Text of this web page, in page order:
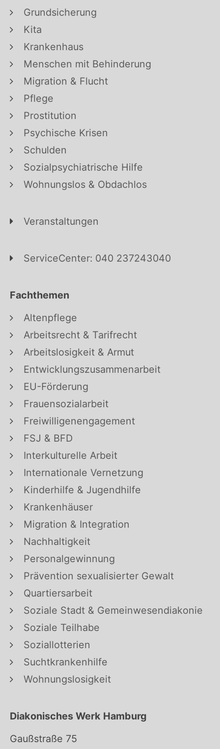
Grundsicherung
Kita
Krankenhaus
Menschen mit Behinderung
Migration & Flucht
Pflege
Prostitution
Psychische Krisen
Schulden
Sozialpsychiatrische Hilfe
Wohnungslos & Obdachlos
Veranstaltungen
ServiceCenter: 040 237243040
Fachthemen
Altenpflege
Arbeitsrecht & Tarifrecht
Arbeitslosigkeit & Armut
Entwicklungszusammenarbeit
EU-Förderung
Frauensozialarbeit
Freiwilligenengagement
FSJ & BFD
Interkulturelle Arbeit
Internationale Vernetzung
Kinderhilfe & Jugendhilfe
Krankenhäuser
Migration & Integration
Nachhaltigkeit
Personalgewinnung
Prävention sexualisierter Gewalt
Quartiersarbeit
Soziale Stadt & Gemeinwesendiakonie
Soziale Teilhabe
Soziallotterien
Suchtkrankenhilfe
Wohnungslosigkeit
Diakonisches Werk Hamburg
Gaußstraße 75